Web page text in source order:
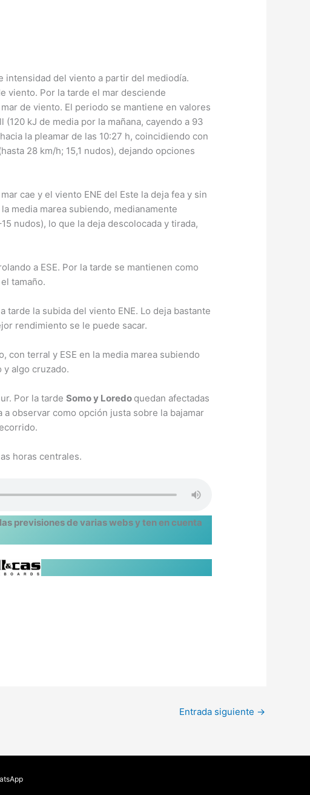
intensidad del viento a partir del mediodía.
viento. Por la tarde el mar desciende
de viento. El periodo se mantiene en valores
kJ de media por la mañana, cayendo a 93
la pleamar de las 10:27 h, coincidiendo con
28 km/h; 15,1 nudos), dejando opciones
cae y el viento ENE del Este la deja fea y sin
media marea subiendo, medianamente
nudos), lo que la deja descolocada y tirada,
a ESE. Por la tarde se mantienen como
tamaño.
tarde la subida del viento ENE. Lo deja bastante
rendimiento se le puede sacar.
con terral y ESE en la media marea subiendo
y algo cruzado.
Por la tarde Somo y Loredo quedan afectadas
a observar como opción justa sobre la bajamar
horas centrales.
previsiones de varias webs y ten en cuenta
Entrada siguiente →